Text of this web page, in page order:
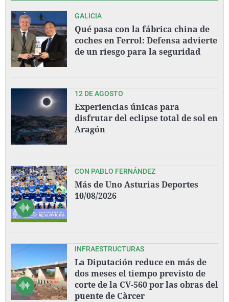
GALICIA
Qué pasa con la fábrica china de
coches en Ferrol: Defensa advierte
de un riesgo para la seguridad
12 DE AGOSTO
Experiencias únicas para
disfrutar del eclipse total de sol en
Aragón
CON PABLO FERNÁNDEZ
Más de Uno Asturias Deportes
10/08/2026
INFRAESTRUCTURAS
La Diputación reduce en más de
dos meses el tiempo previsto de
corte de la CV-560 por las obras del
puente de Càrcer